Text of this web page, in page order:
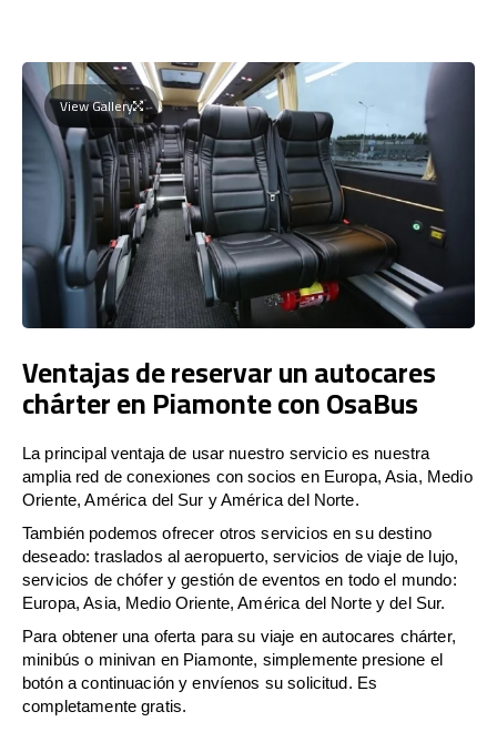
View Gallery
Ventajas de reservar un autocares
chárter en Piamonte con OsaBus
La principal ventaja de usar nuestro servicio es nuestra
amplia red de conexiones con socios en Europa, Asia, Medio
Oriente, América del Sur y América del Norte.
También podemos ofrecer otros servicios en su destino
deseado: traslados al aeropuerto, servicios de viaje de lujo,
servicios de chófer y gestión de eventos en todo el mundo:
Europa, Asia, Medio Oriente, América del Norte y del Sur.
Para obtener una oferta para su viaje en autocares chárter,
minibús o minivan en Piamonte, simplemente presione el
botón a continuación y envíenos su solicitud. Es
completamente gratis.